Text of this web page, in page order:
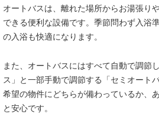
オートバスは、離れた場所からお湯張り
できる便利な設備です。季節問わず入浴
の入浴も快適になります。
また、オートバスにはすべて自動で調節
ス」と一部手動で調節する「セミオート
希望の物件にどちらが備わっているか、
と安心です。